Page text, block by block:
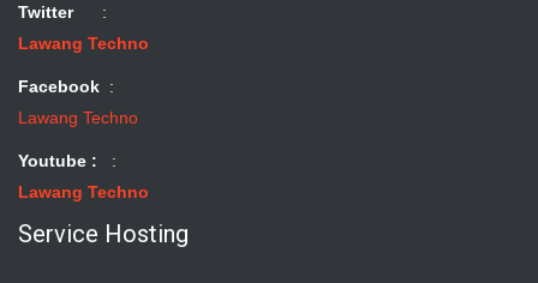
Twitter:
Lawang Techno
Facebook :
Lawang Techno
Youtube :
:
Lawang Techno
Service Hosting